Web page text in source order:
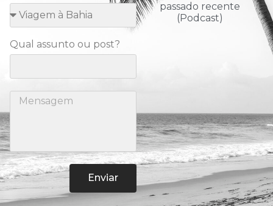
Qual assunto ou post?
Enviar
passado recente
(Podcast)